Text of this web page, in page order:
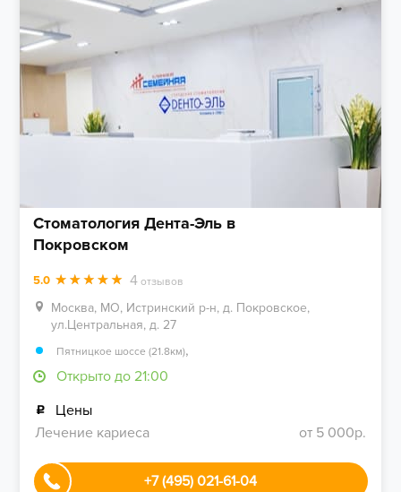
Стоматология Дента-Эль в
Покровском
5.0 4 отзывов
Москва, МО, Истринский р-н, д. Покровское,
ул.Центральная, д. 27
Пятницкое шоссе (21.8км),
Открыто до 21:00
Цены
Лечение кариеса
от 5 000р.
+7 (495) 021-61-04